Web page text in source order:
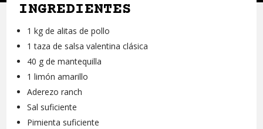
INGREDIENTES
1 kg de alitas de pollo
1 taza de salsa valentina clásica
40 g de mantequilla
1 limón amarillo
Aderezo ranch
Sal suficiente
Pimienta suficiente